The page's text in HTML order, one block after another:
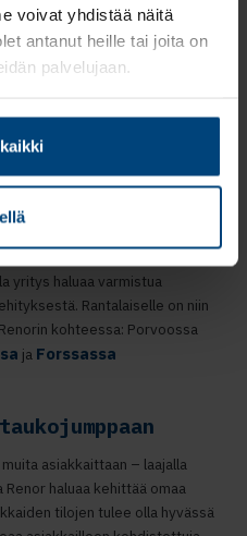
voivat yhdistää näitä
antanut heille tai joita on
palvelujaan.
joka asiakkuuden ympärille on
Renorin taloushallinnon
nostaakin tärkeäksi
ja kerroksessa, näin
arjessa kokousten
yritys haluaa varmistua
Rantalaiselle on niin
kohteessa: Porvoossa
ja Forssassa
asiakkaittaan – laajalla
haluaa kehittää omaa
tilojen tulee olla hyvässä